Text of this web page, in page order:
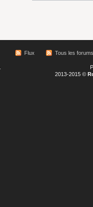
Flux Tous les forums
2013-2015 ©